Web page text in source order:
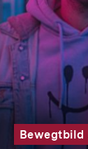
Bewegtbild